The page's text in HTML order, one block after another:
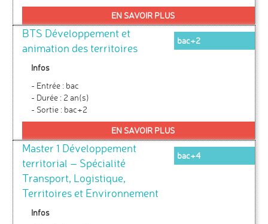
EN SAVOIR PLUS
BTS Développement et
animation des territoires
bac+2
Infos
- Entrée : bac
- Durée : 2 an(s)
- Sortie : bac+2
EN SAVOIR PLUS
Master 1 Développement
territorial – Spécialité
Transport, Logistique,
Territoires et Environnement
bac+4
Infos